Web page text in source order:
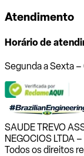
Atendimento
Horário de
Segunda a Sexta
SAUDE TREVO
NEGOCIOS LTDA
Todos os direitos